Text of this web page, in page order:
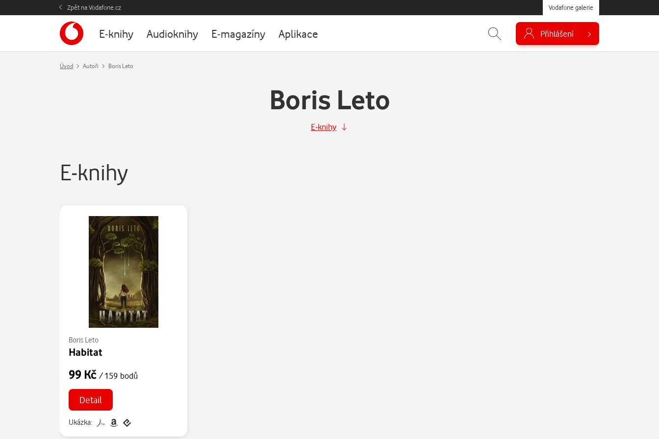
Zpět na Vodafone.cz Vodafone galerie
E-knihy Audioknihy E-magazíny Aplikace Přihlášení
Úvod Autoři Boris Leto
Boris Leto
E-knihy
E-knihy
Boris Leto
Habitat
99 Kč / 159 bodů
Detail
Ukázka: